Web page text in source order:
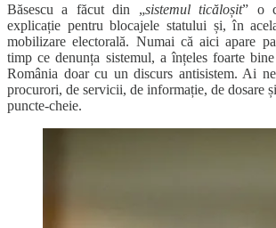
Băsescu a făcut din „sistemul ticăloșit” o
explicație pentru blocajele statului și, în
mobilizare electorală. Numai că aici apare
timp ce denunța sistemul, a înțeles foarte
România doar cu un discurs antisistem. Ai
procurori, de servicii, de informație, de dosare
puncte-cheie.